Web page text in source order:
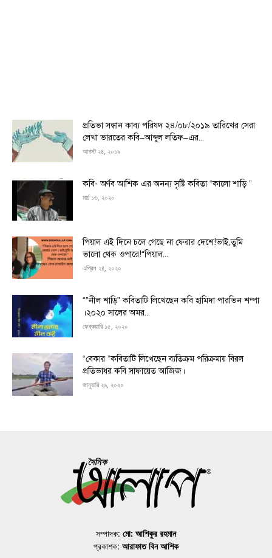
প্রতিভা সন্ধান কাব্য পরিষদ ২৪/০৮/২০১৯ তারিখের সেরা
লেখা ভারতের কবি–আব্দুল লতিফ–এর...
আগস্ট ২৪, ২০১৯
কবি- অর্ণব আশিক এর অনন্য সৃষ্টি কবিতা “কালো শাড়ি ”
মার্চ ১৩, ২০২০
পিয়াল এই দিনে চলে গেছে না ফেরার দেশে!ভাই,তুমি
ভালো থেক ওপারে!“পিয়াল...
এপ্রিল ২৪, ২০২০
“”নীল শাড়ি” কবিতাটি লিখেছেন কবি হামিদা পারভিন শম্পা
।২০২০ সালের অমর...
ফেব্রুয়ারি ১৫, ২০২০
“বেকার ”কবিতাটি লিখেছেন ব্যতিক্রম পরিক্রমায় বিরল
প্রতিভাধর কবি সাফায়েত আজিজ।
জানুয়ারি ২৬, ২০২০
সম্পাদক: মো: আশিকুর রহমান
প্রকাশক: আরাফাত বিন আশিক